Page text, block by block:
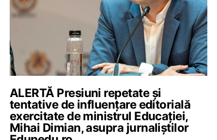
ALERTĂ Presiuni repetate și
tentative de influențare editorială
exercitate de ministrul Educației,
Mihai Dimian, asupra jurnaliștilor